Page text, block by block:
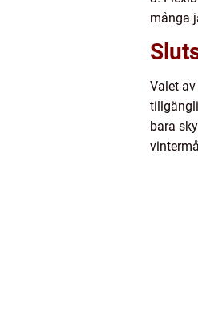
många
Valet
bara